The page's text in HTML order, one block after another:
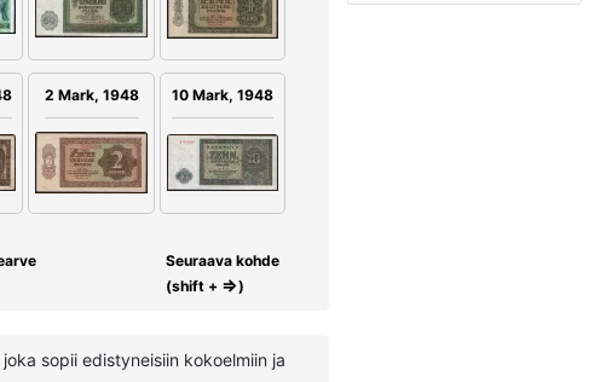
2 Mark, 1948 10 Mark, 1948
Seuraava kohde
(shift + ⇒)
sopii edistyneisiin kokoelmiin ja